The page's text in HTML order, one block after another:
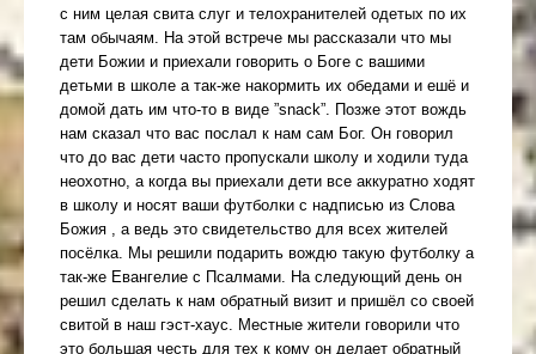
с ним целая свита слуг и телохранителей одетых по их
там обычаям. На этой встрече мы рассказали что мы
дети Божии и приехали говорить о Боге с вашими
детьми в школе а так-же накормить их обедами и ешё и
домой дать им что-то в виде ”snack”. Позже этот вождь
нам сказал что вас послал к нам сам Бог. Он говорил
что до вас дети часто пропускали школу и ходили туда
неохотно, а когда вы приехали дети все аккуратно ходят
в школу и носят ваши футболки с надписью из Слова
Божия , а ведь это свидетельство для всех жителей
посёлка. Мы решили подарить вождю такую футболку а
так-же Евангелие с Псалмами. На следующий день он
решил сделать к нам обратный визит и пришёл со своей
свитой в наш гэст-хаус. Местные жители говорили что
это большая честь для тех к кому он делает обратный